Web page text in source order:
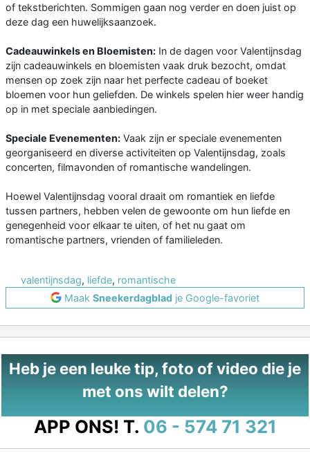
of tekstberichten. Sommigen gaan nog verder en doen juist op
deze dag een huwelijksaanzoek.
Cadeauwinkels en Bloemisten: In de dagen voor Valentijnsdag
zijn cadeauwinkels en bloemisten vaak druk bezocht, omdat
mensen op zoek zijn naar het perfecte cadeau of boeket
bloemen voor hun geliefden. De winkels spelen hier weer handig
op in met speciale aanbiedingen.
Speciale Evenementen: Vaak zijn er speciale evenementen
georganiseerd en diverse activiteiten op Valentijnsdag, zoals
concerten, filmavonden of romantische wandelingen.
Hoewel Valentijnsdag vooral draait om romantiek en liefde
tussen partners, hebben velen de gewoonte om hun liefde en
genegenheid voor elkaar te uiten, of het nu gaat om
romantische partners, vrienden of familieleden.
valentijnsdag, liefde, romantische
Maak Sneekerdagblad je Google-favoriet
Heb je een leuke tip, foto of video die je
met ons wilt delen?
APP ONS! T. 06 - 574 71 321